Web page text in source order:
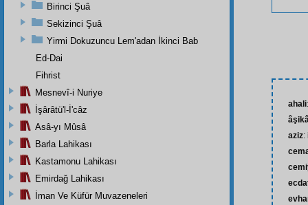
ahali
aziz:
Birinci Şuâ
Sekizinci Şuâ
Yirmi Dokuzuncu Lem'adan İkinci Bab
Ed-Dai
Fihrist
Mesnevî-i Nuriye
İşârâtü'l-İ'câz
Asâ-yı Mûsâ
Barla Lahikası
Kastamonu Lahikası
Emirdağ Lahikası
İman Ve Küfür Muvazeneleri